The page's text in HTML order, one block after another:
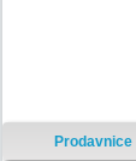
Prodavnice